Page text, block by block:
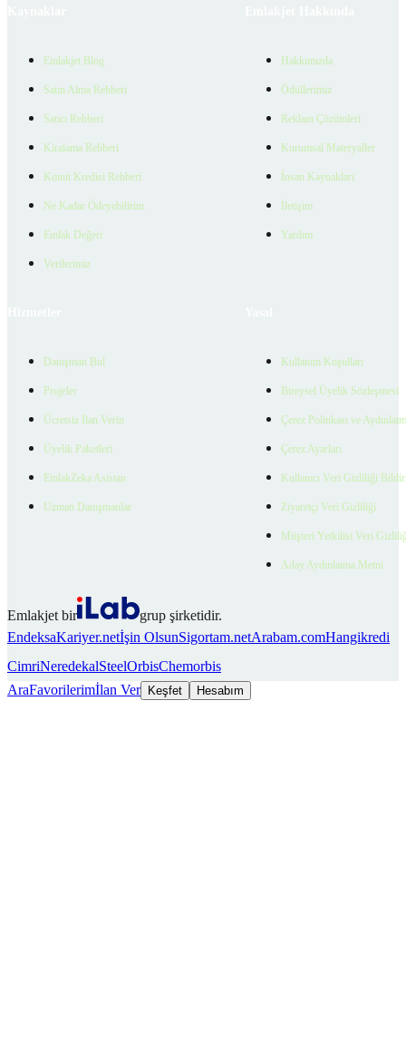
Emlakjet Blog
Satın Alma Rehberi
Satıcı Rehberi
Kiralama Rehberi
Konut Kredisi Rehberi
Ne Kadar Ödeyebilirim
Emlak Değeri
Verilerimiz
Hakkımızda
Ödüllerimiz
Reklam Çözümleri
Kurumsal Materyaller
İnsan Kaynakları
İletişim
Yardım
Danışman Bul
Projeler
Ücretsiz İlan Verin
Üyelik Paketleri
EmlakZeka Asistan
Uzman Danışmanlar
Kullanım Koşulları
Bireysel Üyelik Sözleşmesi
Çerez Politikası ve
Çerez Ayarları
Kullanıcı Veri Gizliliği
Ziyaretçi Veri Gizliliği
Müşteri Yetkilisi Veri
Aday Aydınlatma Metni
Emlakjet bir
grup şirketidir.
EndeksaKariyer.netİşin OlsunSigortam.netArabam.comHangikredi
CimriNeredekalSteelOrbisChemorbis
AraFavorilerimİlan Ver Keşfet Hesabım